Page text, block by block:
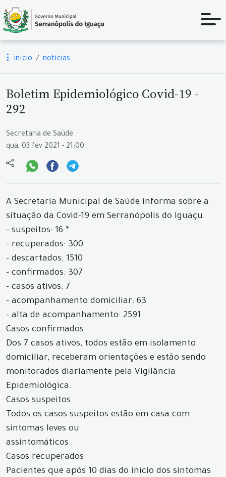
início notícias
Boletim Epidemiológico Covid-19 -
292
Secretaria de Saúde
qua, 03 fev 2021 - 21:00
A Secretaria Municipal de Saúde informa sobre a
situação da Covid-19 em Serranópolis do Iguaçu.
- suspeitos: 16 *
- recuperados: 300
- descartados: 1510
- confirmados: 307
- casos ativos: 7
- acompanhamento domiciliar: 63
- alta de acompanhamento: 2591
Casos confirmados
Dos 7 casos ativos, todos estão em isolamento
domiciliar, receberam orientações e estão sendo
monitorados diariamente pela Vigilância
Epidemiológica.
Casos suspeitos
Todos os casos suspeitos estão em casa com
sintomas leves ou
assintomáticos.
Casos recuperados
Pacientes que após 10 dias do início dos sintomas